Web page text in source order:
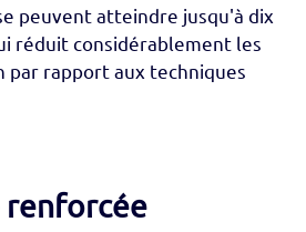
peuvent atteindre jusqu'à dix
réduit considérablement les
rapport aux techniques
renforcée